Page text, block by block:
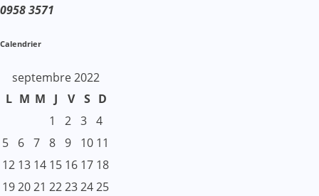
0958 3571
Calendrier
septembre 2022
L M M J V S D
1
2 3 4
5
6 7 8 9 10 11
12 13 14 15 16 17 18
192021 22232425